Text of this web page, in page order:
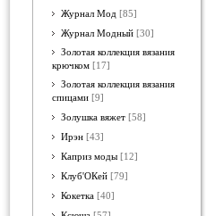
Журнал Мод [85]
Журнал Модный [30]
Золотая коллекция вязания
крючком [17]
Золотая коллекция вязания
спицами [9]
Золушка вяжет [58]
Ирэн [43]
Каприз моды [12]
Клуб'ОКей [79]
Кокетка [40]